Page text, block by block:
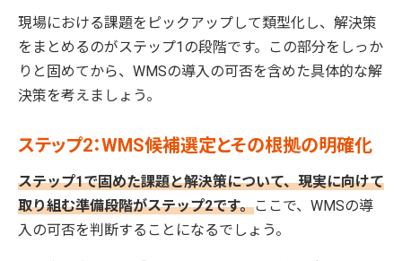
現場における課題をピックアップして類型化し、解決策
をまとめるのがステップ1の段階です。この部分をしっか
りと固めてから、WMSの導入の可否を含めた具体的な解
決策を考えましょう。
ステップ2：WMS候補選定とその根拠の明確化
ステップ1で固めた課題と解決策について、現実に向けて
取り組む準備段階がステップ2です。ここで、WMSの導
入の可否を判断することになるでしょう。